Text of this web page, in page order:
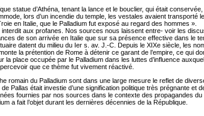
statue d’Athéna, tenant la lance et le bouclier, qui était
lors d’un incendie du temple, les vestales avaient transporté
en Italie, que le Palladium fut exposé au regard des hommes ».
aux profanes. Nos sources nous laissent entre- voir les
de son arrivée en Italie que sur sa présence effective dans le
datent du milieu du Ier s. av. J.-C. Depuis le XIXe siècle, les
la prétention de Rome à détenir ce garant de l’empire, ce qui
place occupée par le Palladium dans les luttes d’influence
que ce thème fut vivement réactivé.
romain du Palladium sont dans une large mesure le reflet de
Pallas était investie d’une signification politique très prégnante et
fournies par nos sources dans le contexte des propagandes du
a fait l’objet durant les dernières décennies de la République.